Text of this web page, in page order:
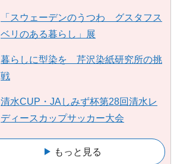
「スウェーデンのうつわ グスタフス
ベリのある暮らし」展
暮らしに型染を 芹沢染紙研究所の挑
戦
清水CUP・JAしみず杯第28回清水レ
ディースカップサッカー大会
もっと見る